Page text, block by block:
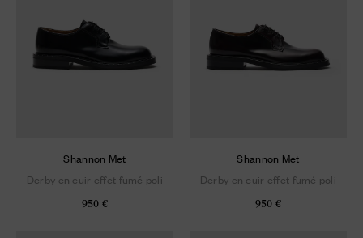
Shannon Met
Derby en cuir effet fumé poli
950 €
Shannon Met
Derby en cuir effet fumé poli
950 €